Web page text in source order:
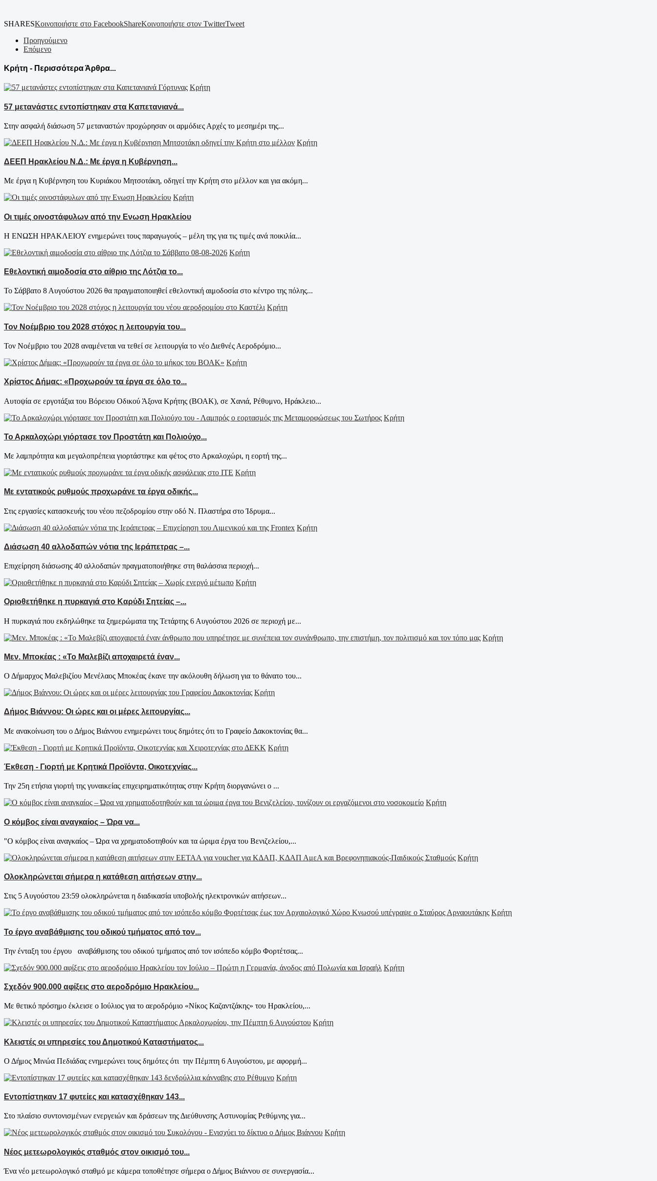
SHARESΚοινοποιήστε στο FacebookShareΚοινοποιήστε στον TwitterTweet
Προηγούμενο
Επόμενο
Κρήτη - Περισσότερα Άρθρα...
Κρήτη
57 μετανάστες εντοπίστηκαν στα Καπετανιανά...
Στην ασφαλή διάσωση 57 μεταναστών προχώρησαν οι αρμόδιες Αρχές το μεσημέρι της...
Κρήτη
ΔΕΕΠ Ηρακλείου Ν.Δ.: Με έργα η Κυβέρνηση...
Με έργα η Κυβέρνηση του Κυριάκου Μητσοτάκη, οδηγεί την Κρήτη στο μέλλον και για ακόμη...
Κρήτη
Οι τιμές οινοστάφυλων από την Ενωση Ηρακλείου
Η ΕΝΩΣΗ ΗΡΑΚΛΕΙΟΥ ενημερώνει τους παραγωγούς – μέλη της για τις τιμές ανά ποικιλία...
Κρήτη
Εθελοντική αιμοδοσία στο αίθριο της Λότζια το...
Το Σάββατο 8 Αυγούστου 2026 θα πραγματοποιηθεί εθελοντική αιμοδοσία στο κέντρο της πόλης...
Κρήτη
Τον Νοέμβριο του 2028 στόχος η λειτουργία του...
Τον Νοέμβριο του 2028 αναμένεται να τεθεί σε λειτουργία το νέο Διεθνές Αεροδρόμιο...
Κρήτη
Χρίστος Δήμας: «Προχωρούν τα έργα σε όλο το...
Αυτοψία σε εργοτάξια του Βόρειου Οδικού Άξονα Κρήτης (ΒΟΑΚ), σε Χανιά, Ρέθυμνο, Ηράκλειο...
Κρήτη
Το Αρκαλοχώρι γιόρτασε τον Προστάτη και Πολιούχο...
Με λαμπρότητα και μεγαλοπρέπεια γιορτάστηκε και φέτος στο Αρκαλοχώρι, η εορτή της...
Κρήτη
Με εντατικούς ρυθμούς προχωράνε τα έργα οδικής...
Στις εργασίες κατασκευής του νέου πεζοδρομίου στην οδό Ν. Πλαστήρα στο Ίδρυμα...
Κρήτη
Διάσωση 40 αλλοδαπών νότια της Ιεράπετρας –...
Επιχείρηση διάσωσης 40 αλλοδαπών πραγματοποιήθηκε στη θαλάσσια περιοχή...
Κρήτη
Οριοθετήθηκε η πυρκαγιά στο Καρύδι Σητείας –...
Η πυρκαγιά που εκδηλώθηκε τα ξημερώματα της Τετάρτης 6 Αυγούστου 2026 σε περιοχή με...
Κρήτη
Μεν. Μποκέας : «Το Μαλεβίζι αποχαιρετά έναν...
Ο Δήμαρχος Μαλεβιζίου Μενέλαος Μποκέας έκανε την ακόλουθη δήλωση για το θάνατο του...
Κρήτη
Δήμος Βιάννου: Οι ώρες και οι μέρες λειτουργίας...
Με ανακοίνωση του ο Δήμος Βιάννου ενημερώνει τους δημότες ότι το Γραφείο Δακοκτονίας θα...
Κρήτη
Έκθεση - Γιορτή με Κρητικά Προϊόντα, Οικοτεχνίας...
Την 25η ετήσια γιορτή της γυναικείας επιχειρηματικότητας στην Κρήτη διοργανώνει ο ...
Κρήτη
Ο κόμβος είναι αναγκαίος – Ώρα να...
"Ο κόμβος είναι αναγκαίος – Ώρα να χρηματοδοτηθούν και τα ώριμα έργα του Βενιζελείου,...
Κρήτη
Ολοκληρώνεται σήμερα η κατάθεση αιτήσεων στην...
Στις 5 Αυγούστου 23:59 ολοκληρώνεται η διαδικασία υποβολής ηλεκτρονικών αιτήσεων...
Κρήτη
Το έργο αναβάθμισης του οδικού τμήματος από τον...
Την ένταξη του έργου αναβάθμισης του οδικού τμήματος από τον ισόπεδο κόμβο Φορτέτσας...
Κρήτη
Σχεδόν 900.000 αφίξεις στο αεροδρόμιο Ηρακλείου...
Με θετικό πρόσημο έκλεισε ο Ιούλιος για το αεροδρόμιο «Νίκος Καζαντζάκης» του Ηρακλείου,...
Κρήτη
Κλειστές οι υπηρεσίες του Δημοτικού Καταστήματος...
Ο Δήμος Μινώα Πεδιάδας ενημερώνει τους δημότες ότι την Πέμπτη 6 Αυγούστου, με αφορμή...
Κρήτη
Εντοπίστηκαν 17 φυτείες και κατασχέθηκαν 143...
Στο πλαίσιο συντονισμένων ενεργειών και δράσεων της Διεύθυνσης Αστυνομίας Ρεθύμνης για...
Κρήτη
Νέος μετεωρολογικός σταθμός στον οικισμό του...
Ένα νέο μετεωρολογικό σταθμό με κάμερα τοποθέτησε σήμερα ο Δήμος Βιάννου σε συνεργασία...